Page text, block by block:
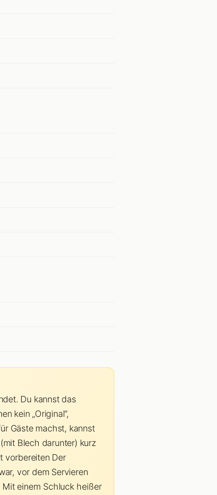
Du kannst das
kein „Original“,
Gäste machst, kannst
Blech darunter) kurz
vorbereiten Der
vor dem Servieren
einem Schluck heißer